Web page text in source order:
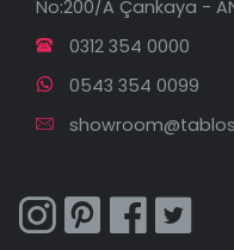
No:200/A Çankaya -
0312 354 0000
0543 354 0099